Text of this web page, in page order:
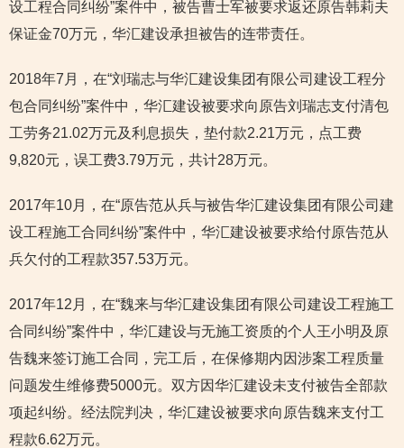
设工程合同纠纷”案件中，被告曹士军被要求返还原告韩莉夫
保证金70万元，华汇建设承担被告的连带责任。
2018年7月，在“刘瑞志与华汇建设集团有限公司建设工程分
包合同纠纷”案件中，华汇建设被要求向原告刘瑞志支付清包
工劳务21.02万元及利息损失，垫付款2.21万元，点工费
9,820元，误工费3.79万元，共计28万元。
2017年10月，在“原告范从兵与被告华汇建设集团有限公司建
设工程施工合同纠纷”案件中，华汇建设被要求给付原告范从
兵欠付的工程款357.53万元。
2017年12月，在“魏来与华汇建设集团有限公司建设工程施工
合同纠纷”案件中，华汇建设与无施工资质的个人王小明及原
告魏来签订施工合同，完工后，在保修期内因涉案工程质量
问题发生维修费5000元。双方因华汇建设未支付被告全部款
项起纠纷。经法院判决，华汇建设被要求向原告魏来支付工
程款6.62万元。